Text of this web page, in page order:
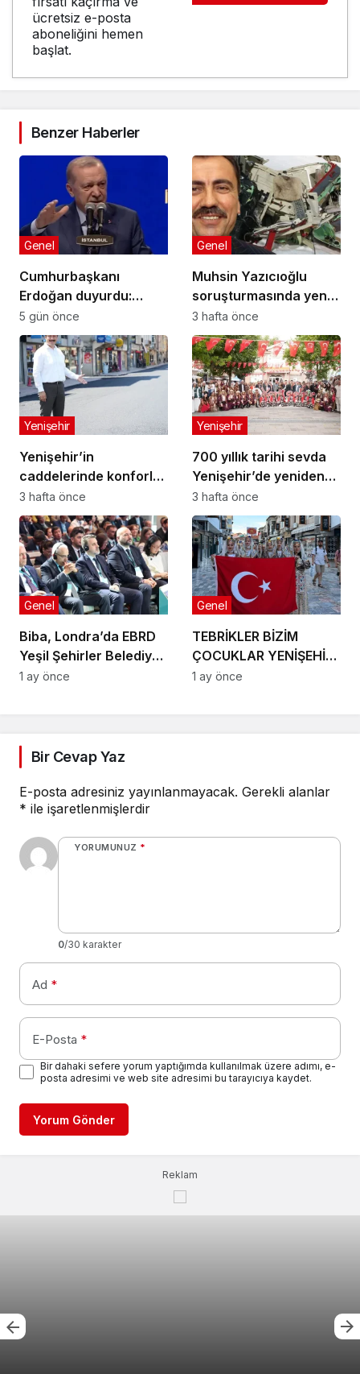
ücretsiz e-posta
aboneliğini hemen
başlat.
Benzer Haberler
Cumhurbaşkanı
Erdoğan duyurdu:
Kiralık sosyal konut
projesi eylülde başlıyor
Genel
5 gün önce
Muhsin Yazıcıoğlu
soruşturmasında yeni
gelişme!
Genel
3 hafta önce
Yenişehir’in
caddelerinde konforlu
yolculuk
Yenişehir
3 hafta önce
700 yıllık tarihi sevda
Yenişehir’de yeniden
hayat buldu
Yenişehir
3 hafta önce
Biba, Londra’da EBRD
Yeşil Şehirler Belediye
Başkanları
Genel
1 ay önce
TEBRİKLER BİZİM
ÇOCUKLAR YENİŞEHİR’İ
MAKEDONYA’DA
Genel
1 ay önce
Bir Cevap Yaz
E-posta adresiniz yayınlanmayacak. Gerekli alanlar
* ile işaretlenmişlerdir
YORUMUNUZ *
0/30 karakter
Ad *
E-Posta *
Bir dahaki sefere yorum yaptığımda kullanılmak üzere adımı, e-
posta adresimi ve web site adresimi bu tarayıcıya kaydet.
Yorum Gönder
Reklam